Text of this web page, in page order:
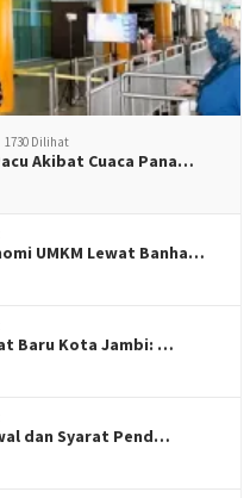
1730 Dilihat
Akibat Cuaca Pana…
UMKM Lewat Banha…
Baru Kota Jambi: …
dan Syarat Pend…